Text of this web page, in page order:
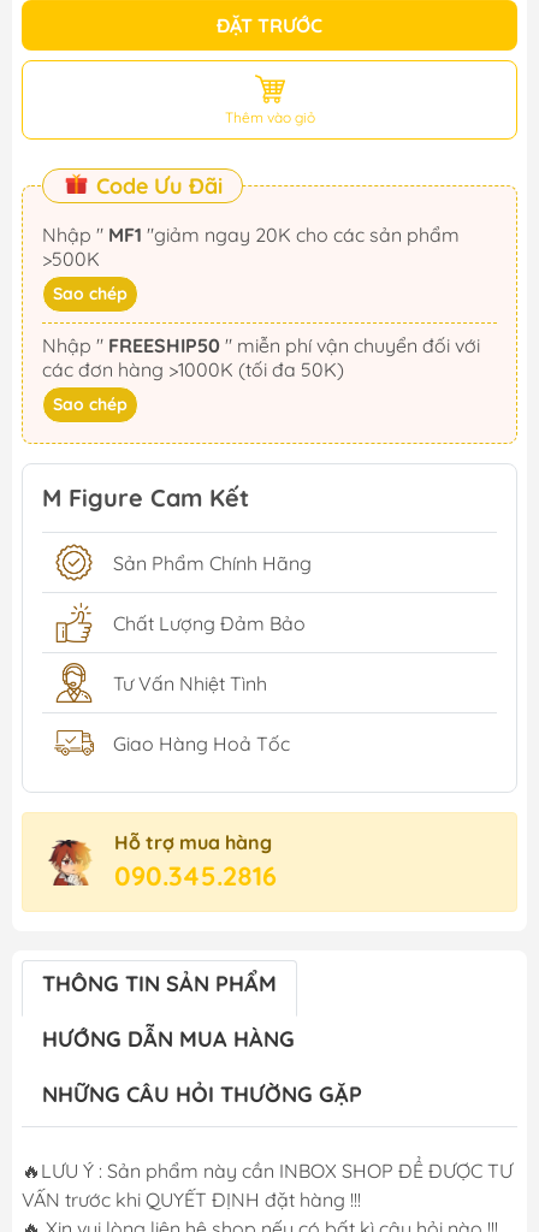
ĐẶT TRƯỚC
Thêm vào giỏ
Code Ưu Đãi
Nhập " MF1
>500K
Sao chép
Nhập " FREESHIP50
các đơn hàng >1000K (tối đa 50K)
Sao chép
M Figure Cam Kết
Sản Phẩm Chính Hãng
Chất Lượng Đảm Bảo
Tư Vấn Nhiệt Tình
Giao Hàng Hoả Tốc
Hỗ trợ mua hàng
090.345.2816
THÔNG TIN SẢN PHẨM
HƯỚNG DẪN MUA HÀNG
NHỮNG CÂU HỎI THƯỜNG GẶP
🔥LƯU Ý : Sản phẩm này cần INBOX SHOP ĐỂ ĐƯỢC TƯ
VẤN trước khi QUYẾT ĐỊNH đặt hàng !!!